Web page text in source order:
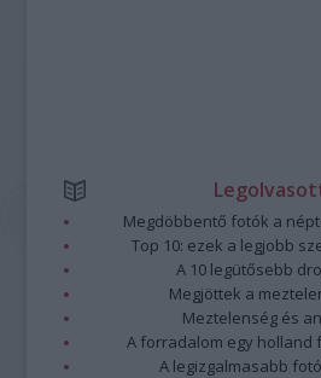
Megdöbbentő fotók a
Top 10: ezek a legjobb
A 10 legütősebb
Megjöttek a
Meztelenség és
A forradalom egy holland
A legizgalmasabb